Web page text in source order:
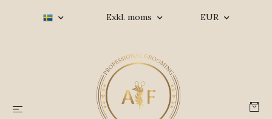
Exkl. moms EUR